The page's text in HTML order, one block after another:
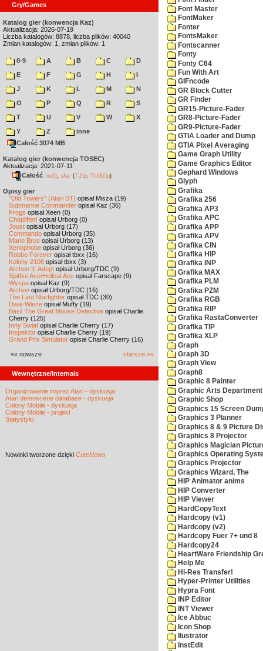
Gry/Games
Katalog gier (konwencja Kaz)
Aktualizacja: 2026-07-19
Liczba katalogów: 8878, liczba plików: 40040
Zmian katalogów: 1, zmian plików: 1
0-9 A B C
D
E
F G H
I
J
K L M
N
O
P Q R
S
T
U V W
X
Y
Z
inne
Całość 3074 MB
Katalog gier (konwencja TOSEC)
Aktualizacja: 2021-07-11
Całość md5 sha (7-Zip TUGZip)
Opisy gier
"Old Towers" (Atari ST) opisał Misza (19)
Submarine Commander opisał Kaz (36)
Frogs opisał Xeen (0)
Choplifter! opisał Urborg (0)
Joust opisał Urborg (17)
Commando opisał Urborg (35)
Mario Bros opisał Urborg (13)
Xenophobe opisał Urborg (36)
Robbo Forever opisał tbxx (16)
Kolony 2106 opisał tbxx (3)
Archon II: Adept opisał Urborg/TDC (9)
Spitfire Ace/Hellcat Ace opisał Farscape (9)
Wyspa opisał Kaz (9)
Archon opisał Urborg/TDC (16)
The Last Starfighter opisał TDC (30)
Dwie Wieże opisał Muffy (19)
Basil The Great Mouse Detective opisał Charlie
Cherry (125)
Inny Świat opisał Charlie Cherry (17)
Inspektor opisał Charlie Cherry (19)
Grand Prix Simulator opisał Charlie Cherry (16)
«« nowsze starsze »»
Wewnętrzne/Internals
Organizowanie imprez Atari - dyskusja
Atari demoscene database - dyskusja
Colony Mobile - dyskusja
Colony Mobile - projekt
Statystyki
Nowinki tworzone dzięki CuteNews
Font Master
FontMaker
Fonter
FontsMaker
Fontscanner
Fonty
Fonty C64
Fun With Art
GIFncode
GR Block Cutter
GR Finder
GR15-Picture-Fader
GR8-Picture-Fader
GR9-Picture-Fader
GTIA Loader and Dump
GTIA Pixel Averaging
Game Graph Utility
Game Graphics Editor
Gephard Windows
Glyph
Grafika
Grafika 256
Grafika AP3
Grafika APC
Grafika APP
Grafika APV
Grafika CIN
Grafika HIP
Grafika INP
Grafika MAX
Grafika PLM
Grafika PZM
Grafika RGB
Grafika RIP
Grafika RastaConverter
Grafika TIP
Grafika XLP
Graph
Graph 3D
Graph View
Graph8
Graphic 8 Painter
Graphic Arts Department
Graphic Shop
Graphics 15 Screen
Graphics 3 Planner
Graphics 8 & 9 Picture
Graphics 8 Projector
Graphics Magician
Graphics Operating
Graphics Projector
Graphics Wizard, The
HIP Animator anims
HIP Converter
HIP Viewer
HardCopyText
Hardcopy (v1)
Hardcopy (v2)
Hardcopy Fuer 7+ und 8
Hardcopy24
HeartWare Friendship
Help Me
Hi-Res Transfer!
Hyper-Printer Utilities
Hypra Font
INP Editor
INT Viewer
Ice Abbuc
Icon Shop
Ilustrator
InstEdit